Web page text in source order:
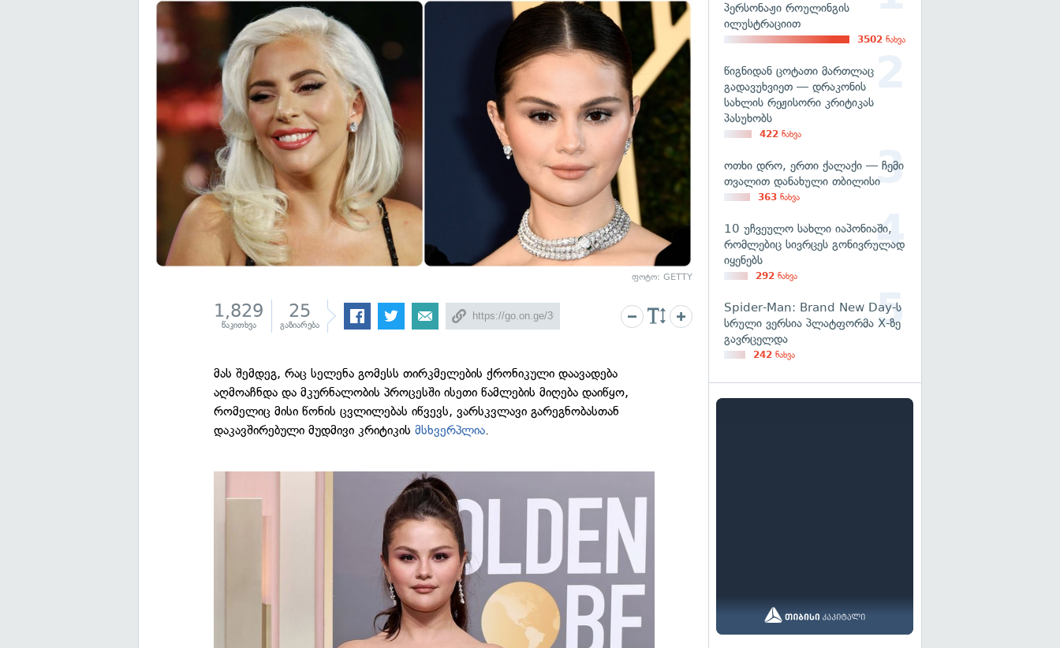
ფოტო: GETTY
1,829
წაკითხვა
25
გაზიარება
მას შემდეგ, რაც სელენა გომესს თირკმელების ქრონიკული დაავადება
აღმოაჩნდა და მკურნალობის პროცესში ისეთი წამლების მიღება დაიწყო,
რომელიც მისი წონის ცვლილებას იწვევს, ვარსკვლავი გარეგნობასთან
დაკავშირებული მუდმივი კრიტიკის მსხვერპლია.
პერსონაჟი როულინგის
ილუსტრაციით
3502 ნახვა
წიგნიდან ცოტათი მართლაც
გადავუხვიეთ — დრაკონის
სახლის რეჟისორი კრიტიკას
პასუხობს
422 ნახვა
ოთხი დრო, ერთი ქალაქი — ჩემი
თვალით დანახული თბილისი
363 ნახვა
10 უჩვეულო სახლი იაპონიაში,
რომლებიც სივრცეს გონივრულად
იყენებს
292 ნახვა
Spider-Man: Brand New Day-ს
სრული ვერსია პლატფორმა X-ზე
გავრცელდა
242 ნახვა